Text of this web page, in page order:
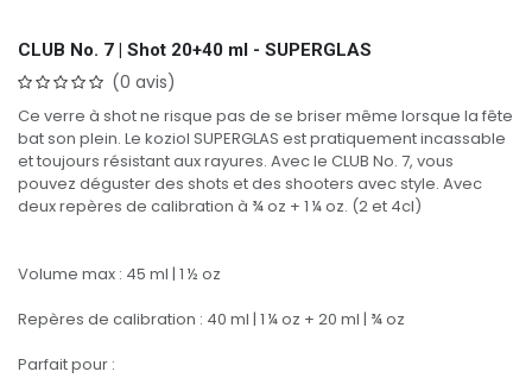
CLUB No. 7 | Shot 20+40 ml - SUPERGLAS
(0 avis)
Ce verre à shot ne risque pas de se briser même lorsque la fête
bat son plein. Le koziol SUPERGLAS est pratiquement incassable
et toujours résistant aux rayures. Avec le CLUB No. 7, vous
pouvez déguster des shots et des shooters avec style. Avec
deux repères de calibration à ¾ oz + 1 ¼ oz. (2 et 4cl)
Volume max : 45 ml | 1 ½ oz
Repères de calibration : 40 ml | 1 ¼ oz + 20 ml | ¾ oz
Parfait pour :